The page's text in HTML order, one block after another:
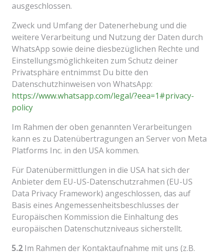
ausgeschlossen.
Zweck und Umfang der Datenerhebung und die
weitere Verarbeitung und Nutzung der Daten durch
WhatsApp sowie deine diesbezüglichen Rechte und
Einstellungsmöglichkeiten zum Schutz deiner
Privatsphäre entnimmst Du bitte den
Datenschutzhinweisen von WhatsApp:
https://www.whatsapp.com/legal/?eea=1#privacy-
policy
Im Rahmen der oben genannten Verarbeitungen
kann es zu Datenübertragungen an Server von Meta
Platforms Inc. in den USA kommen.
Für Datenübermittlungen in die USA hat sich der
Anbieter dem EU-US-Datenschutzrahmen (EU-US
Data Privacy Framework) angeschlossen, das auf
Basis eines Angemessenheitsbeschlusses der
Europäischen Kommission die Einhaltung des
europäischen Datenschutzniveaus sicherstellt.
5.2Im Rahmen der Kontaktaufnahme mit uns (z.B.